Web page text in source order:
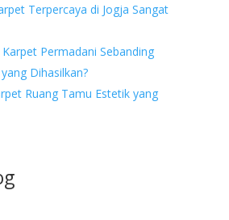
Terpercaya di Jogja Sangat
Permadani Sebanding
Dihasilkan?
Ruang Tamu Estetik yang